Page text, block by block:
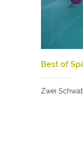
Best of
Zwei